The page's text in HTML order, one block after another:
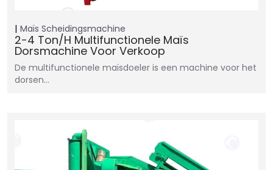
Maïs Scheidingsmachine
2-4 Ton/h Multifunctionele Maïs
Dorsmachine Voor Verkoop
De multifunctionele maïsdoeler is een machine voor het
dorsen…